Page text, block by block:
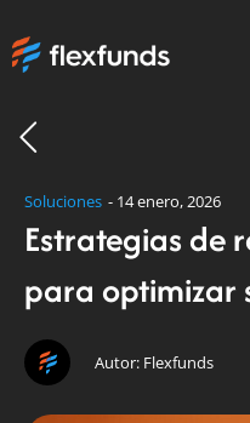
Soluciones - 14 enero, 2026
Estrategias de
para optimizar
Autor: Flexfunds